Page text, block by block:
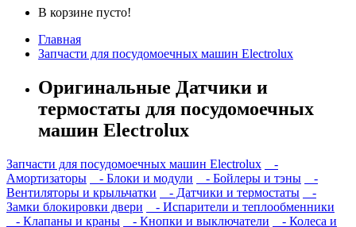
В корзине пусто!
Главная
Запчасти для посудомоечных машин Electrolux
Оригинальные Датчики и
термостаты для посудомоечных
машин Electrolux
Запчасти для посудомоечных машин Electrolux
-
Амортизаторы
- Блоки и модули - Бойлеры и тэны
-
Вентиляторы и крыльчатки
- Датчики и термостаты
-
Замки блокировки двери
- Испарители и теплообменники
- Клапаны и краны
- Кнопки и выключатели
- Колеса и